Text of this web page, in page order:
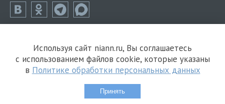
Используя сайт niann.ru, Вы соглашаетесь
с использованием файлов cookie, которые указаны
в Политике обработки персональных данных
Принять